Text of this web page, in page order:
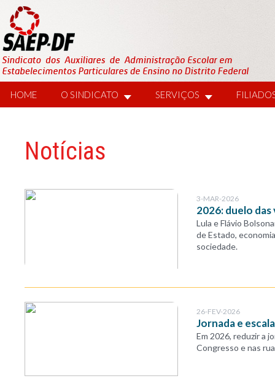
HOME O SINDICATO SERVIÇOS
Notícias
3-MAR-2026
2026: duelo
Lula e Flávio
de Estado,
sociedade.
26-FEV-2026
Jornada e
Em 2026, reduzir a
Congresso e nas